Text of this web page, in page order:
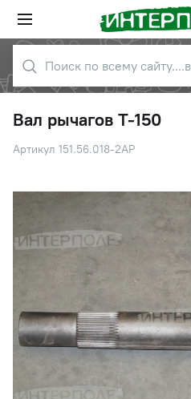
Вал рычагов Т-150
Артикул 151.56.018-2АР